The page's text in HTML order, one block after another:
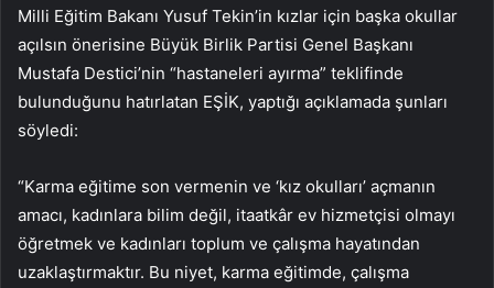
Milli Eğitim Bakanı Yusuf Tekin’in kızlar için başka okullar
açılsın önerisine Büyük Birlik Partisi Genel Başkanı
Mustafa Destici’nin “hastaneleri ayırma” teklifinde
bulunduğunu hatırlatan EŞİK, yaptığı açıklamada şunları
söyledi:
“Karma eğitime son vermenin ve ‘kız okulları’ açmanın
amacı, kadınlara bilim değil, itaatkâr ev hizmetçisi olmayı
öğretmek ve kadınları toplum ve çalışma hayatından
uzaklaştırmaktır. Bu niyet, karma eğitimde, çalışma